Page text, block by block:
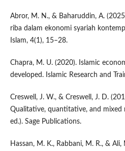
Abror, M. N., & Baharuddin, A.
riba dalam ekonomi syariah
Islam, 4(1), 15–28.
Chapra, M. U. (2020). Islamic
developed. Islamic Research and
Creswell, J. W., & Creswell, J. D.
Qualitative, quantitative, and mixed
ed.). Sage Publications.
Hassan, M. K., Rabbani, M. R., &